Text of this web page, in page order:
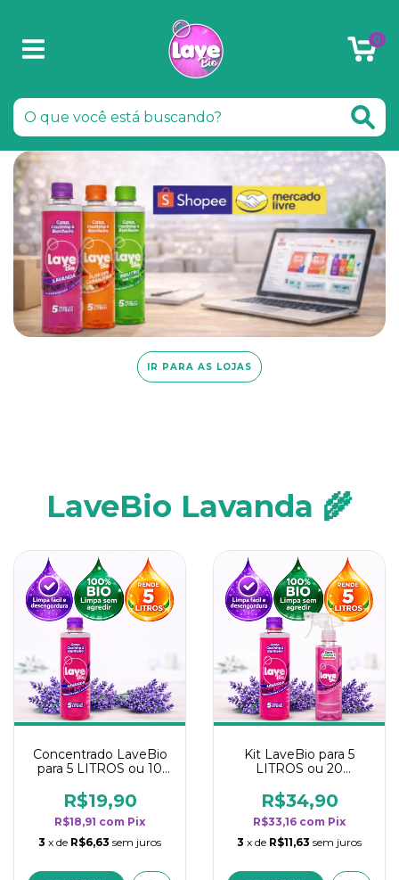
0
IR PARA AS LOJAS
LaveBio Lavanda 🌾
Concentrado LaveBio
para 5 LITROS ou 10
rendimento da
categoria - Lavanda
R$19,90
R$18,91 com Pix
3 x de R$6,63 sem juros
Kit LaveBio para 5
LITROS ou 20
rendimento da
categoria - Lavanda
R$34,90
R$33,16 com Pix
3 x de R$11,63 sem juros